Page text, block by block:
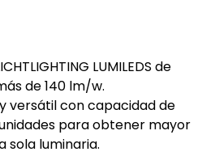
LUMILEDS de
de 140 lm/w.
versátil con capacidad de
para obtener mayor
sola luminaria.